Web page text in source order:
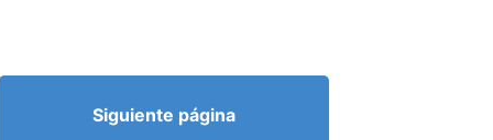
Siguiente página